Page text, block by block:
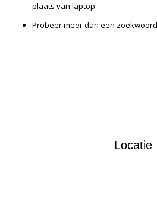
plaats van laptop.
Probeer meer dan een
Locatie